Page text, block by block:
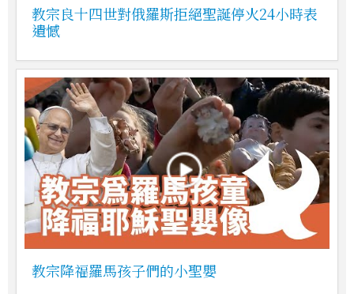
教宗良十四世對俄羅斯拒絕聖誕停火24小時表
遺憾
教宗降福羅馬孩子們的小聖嬰